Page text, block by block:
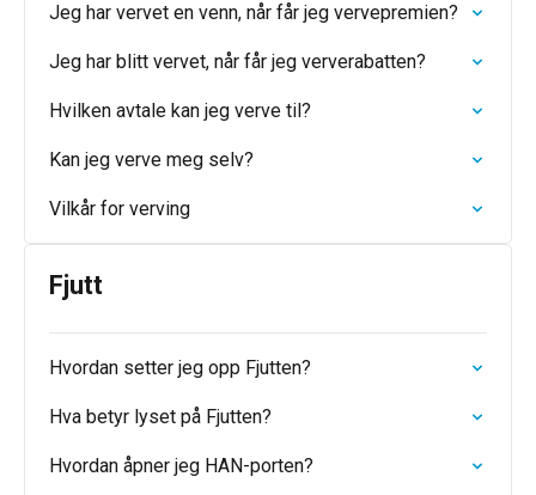
Jeg har vervet en venn, når får jeg vervepremien?
Jeg har blitt vervet, når får jeg ververabatten?
Hvilken avtale kan jeg verve til?
Kan jeg verve meg selv?
Vilkår for verving
Fjutt
Hvordan setter jeg opp Fjutten?
Hva betyr lyset på Fjutten?
Hvordan åpner jeg HAN-porten?